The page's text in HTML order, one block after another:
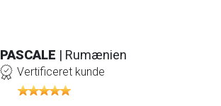
PASCALE | Rumænien
Vertificeret kunde